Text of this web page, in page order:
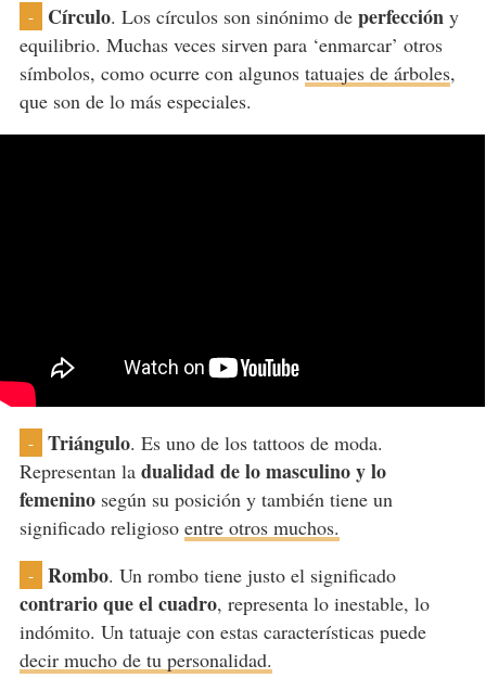
- Círculo. Los círculos son sinónimo de perfección y
equilibrio. Muchas veces sirven para ‘enmarcar’ otros
símbolos, como ocurre con algunos tatuajes de árboles,
que son de lo más especiales.
- Triángulo. Es uno de los tattoos de moda.
Representan ladualidad de lo masculino y lo
femeninosegún su posición y también tiene un
significado religioso entre otros muchos.
- Rombo. Un rombo tiene justo el significado
contrario que el cuadro, representa lo inestable, lo
indómito. Un tatuaje con estas características puede
decir mucho de tu personalidad.